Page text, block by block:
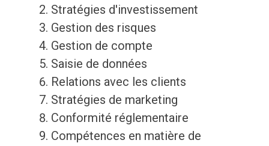
Stratégies d'investissement
Gestion des risques
Gestion de compte
Saisie de données
Relations avec les clients
Stratégies de marketing
Conformité réglementaire
Compétences en matière de